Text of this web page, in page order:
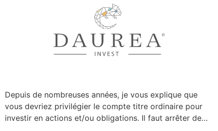
Depuis de nombreuses années, je vous explique que
vous devriez privilégier le compte titre ordinaire pour
investir en actions et/ou obligations. Il faut arrêter de…